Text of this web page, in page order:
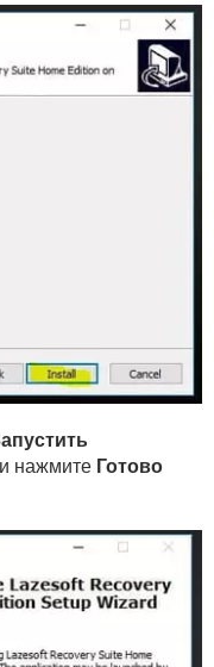
нажмите Готово